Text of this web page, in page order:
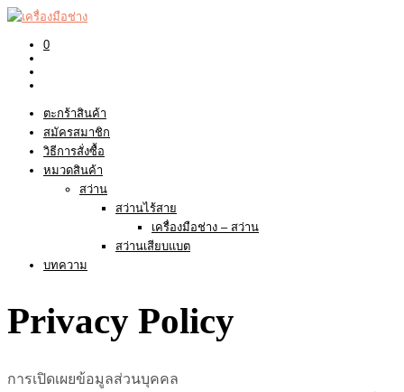
0
ตะกร้าสินค้า
สมัครสมาชิก
วิธีการสั่งซื้อ
หมวดสินค้า
สว่าน
สว่านไร้สาย
เครื่องมือช่าง – สว่าน
สว่านเสียบแบต
บทความ
Privacy Policy
การเปิดเผยข้อมูลส่วนบุคคล